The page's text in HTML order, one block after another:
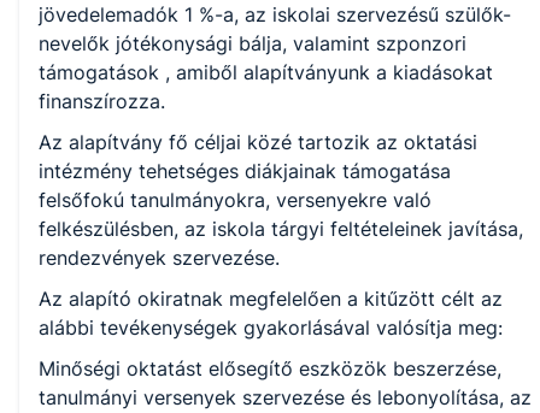
jövedelemadók 1 %-a, az iskolai szervezésű szülők-
nevelők jótékonysági bálja, valamint szponzori
támogatások , amiből alapítványunk a kiadásokat
finanszírozza.
Az alapítvány fő céljai közé tartozik az oktatási
intézmény tehetséges diákjainak támogatása
felsőfokú tanulmányokra, versenyekre való
felkészülésben, az iskola tárgyi feltételeinek javítása,
rendezvények szervezése.
Az alapító okiratnak megfelelően a kitűzött célt az
alábbi tevékenységek gyakorlásával valósítja meg:
Minőségi oktatást elősegítő eszközök beszerzése,
tanulmányi versenyek szervezése és lebonyolítása, az